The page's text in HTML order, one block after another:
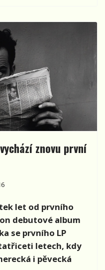
znovu první
let od prvního
debutové album
se prvního LP
letech, kdy
i pěvecká